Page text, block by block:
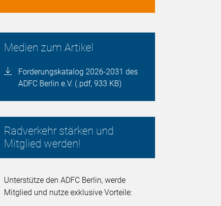
Medien zum Artikel
Forderungskatalog 2026-2031 des
ADFC Berlin e.V. (.pdf, 933 KB)
Radverkehr stärken und
Mitglied werden!
Unterstütze den ADFC Berlin, werde
Mitglied und nutze exklusive Vorteile: